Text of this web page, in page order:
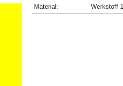
Material:
Werkstoff